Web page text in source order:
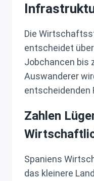
Die
entscheidet
Jobchancen bis
Auswanderer
entscheidenden
Zahlen
Spaniens
das kleinere